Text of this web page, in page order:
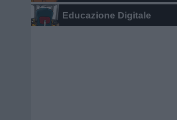
Educazione Digitale